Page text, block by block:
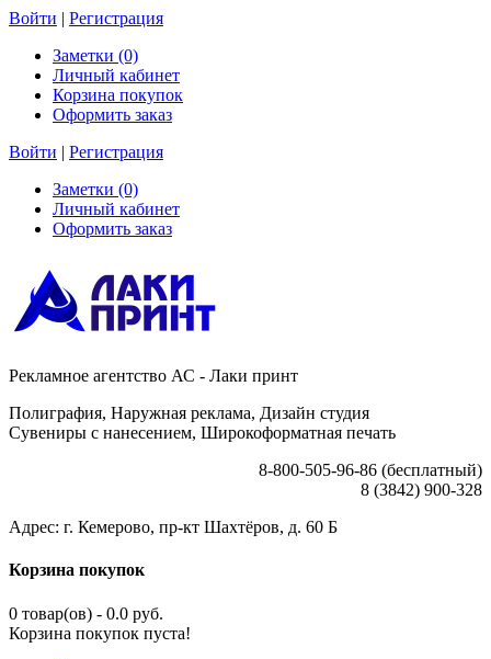
Войти | Регистрация
Заметки (0)
Личный кабинет
Корзина покупок
Оформить заказ
Войти | Регистрация
Заметки (0)
Личный кабинет
Оформить заказ
Рекламное агентство АС - Лаки принт
Полиграфия, Наружная реклама, Дизайн студия
Сувениры с нанесением, Широкоформатная печать
8-800-505-96-86 (бесплатный)
8 (3842) 900-328
Адрес: г. Кемерово, пр-кт Шахтёров, д. 60 Б
Корзина покупок
0 товар(ов) - 0.0 руб.
Корзина покупок пуста!